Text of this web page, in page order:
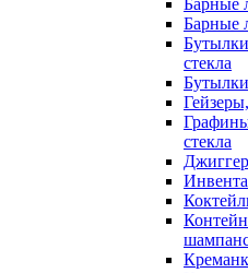
Барные
Барные
стекла
стекла